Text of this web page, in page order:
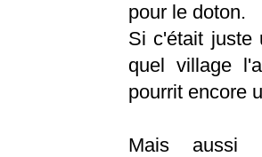
pour le doton.
Si c'était juste
quel village
pourrit encore
Mais aussi